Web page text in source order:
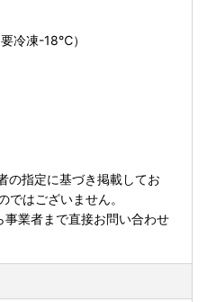
冷凍-18℃）
の指定に基づき掲載してお
ではございません。
業者まで直接お問い合わせ